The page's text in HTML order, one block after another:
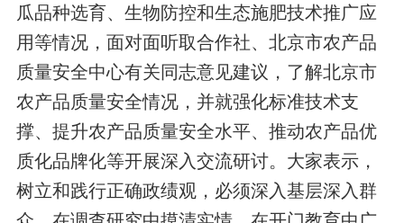
瓜品种选育、 生物防控和生态施肥技术推广应
用等情况，面对面听取合作社、北京市农产品
质量安全中心有关同志意见建议，了解北京市
农产品质量安全情况，并就强化标准技术支
撑、提升农产品质量安全水平、推动农产品优
质化品牌化等开展深入交流研讨。大家表示，
树立和践行正确政绩观，必须深入基层深入群